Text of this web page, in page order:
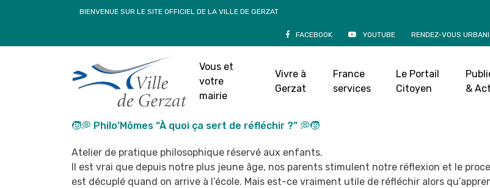
BIENVENUE SUR LE SITE OFFICIEL DE LA VILLE DE GERZAT
FACEBOOK YOUTUBE RENDEZ-VOUS
Vous et
votre
mairie
Vivre à
Gerzat
France
services
Le Portail
Citoyen
&
🧒💭 Philo’Mômes “À quoi ça sert de
réfléchir ?”
5 mai 2022
🧒💭 Philo’Mômes “À quoi ça sert de réfléchir ?” 💭🧒
Atelier de pratique philosophique réservé aux enfants.
Il est vrai que depuis notre plus jeune âge, nos parents stimulent notre réflexion et le
est décuplé quand on arrive à l’école. Mais est-ce vraiment utile de réfléchir alors